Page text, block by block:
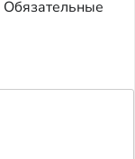
Обязательные